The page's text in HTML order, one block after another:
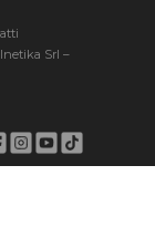
Inetika Srl –